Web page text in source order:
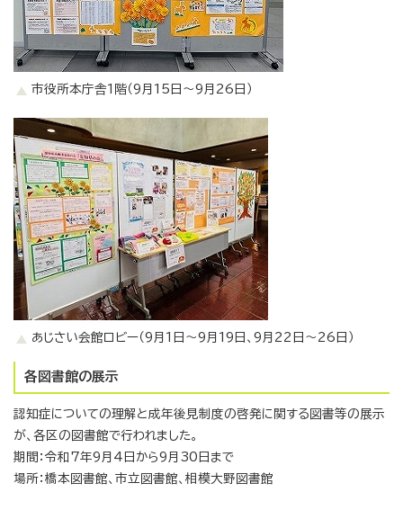
市役所本庁舎1階（9月15日～9月26日）
あじさい会館ロビー（9月1日～9月19日、9月22日～26日）
各図書館の展示
認知症についての理解と成年後見制度の啓発に関する図書等の展示
が、各区の図書館で行われました。
期間：令和7年9月4日から9月30日まで
場所：橋本図書館、市立図書館、相模大野図書館